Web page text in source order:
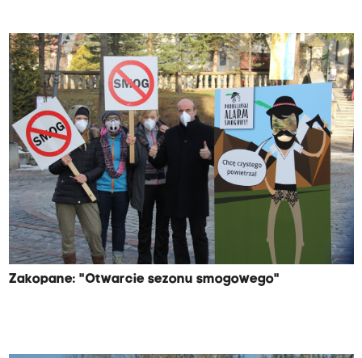
Zakopane: "Otwarcie sezonu smogowego"